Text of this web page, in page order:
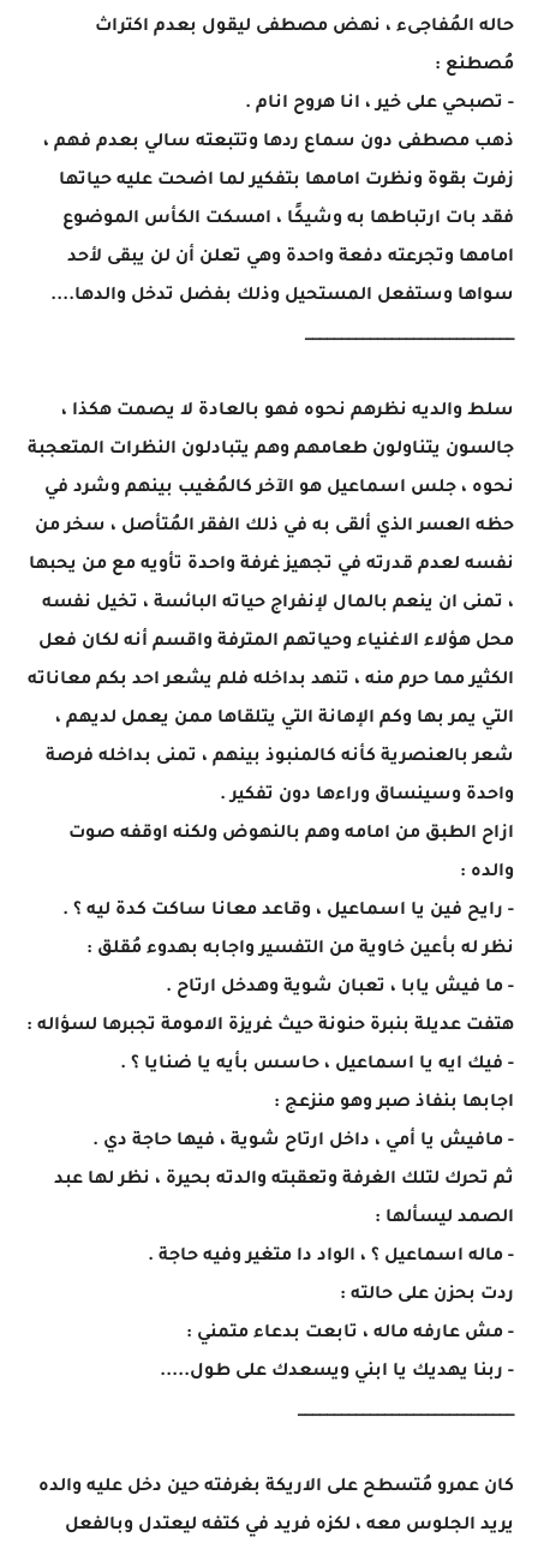
حاله المُفاجىء ، نهض مصطفى ليقول بعدم اكتراث
مُصطنع :
- تصبحي على خير ، انا هروح انام .
ذهب مصطفى دون سماع ردها وتتبعته سالي بعدم فهم ،
زفرت بقوة ونظرت امامها بتفكير لما اضحت عليه حياتها
فقد بات ارتباطها به وشيكًا ، امسكت الكأس الموضوع
امامها وتجرعته دفعة واحدة وهي تعلن أن لن يبقى لأحد
سواها وستفعل المستحيل وذلك بفضل تدخل والدها....
_____________________________
سلط والديه نظرهم نحوه فهو بالعادة لا يصمت هكذا ،
جالسون يتناولون طعامهم وهم يتبادلون النظرات المتعجبة
نحوه ، جلس اسماعيل هو الآخر كالمُغيب بينهم وشرد في
حظه العسر الذي ألقى به في ذلك الفقر المُتأصل ، سخر من
نفسه لعدم قدرته في تجهيز غرفة واحدة تأويه مع من يحبها
، تمنى ان ينعم بالمال لإنفراج حياته البائسة ، تخيل نفسه
محل هؤلاء الاغنياء وحياتهم المترفة واقسم أنه لكان فعل
الكثير مما حرم منه ، تنهد بداخله فلم يشعر احد بكم معاناته
التي يمر بها وكم الإهانة التي يتلقاها ممن يعمل لديهم ،
شعر بالعنصرية كأنه كالمنبوذ بينهم ، تمنى بداخله فرصة
واحدة وسينساق وراءها دون تفكير .
ازاح الطبق من امامه وهم بالنهوض ولكنه اوقفه صوت
والده :
- رايح فين يا اسماعيل ، وقاعد معانا ساكت كدة ليه ؟ .
نظر له بأعين خاوية من التفسير واجابه بهدوء مُقلق :
- ما فيش يابا ، تعبان شوية وهدخل ارتاح .
هتفت عديلة بنبرة حنونة حيث غريزة الامومة تجبرها لسؤاله :
- فيك ايه يا اسماعيل ، حاسس بأيه يا ضنايا ؟ .
اجابها بنفاذ صبر وهو منزعج :
- مافيش يا أمي ، داخل ارتاح شوية ، فيها حاجة دي .
ثم تحرك لتلك الغرفة وتعقبته والدته بحيرة ، نظر لها عبد
الصمد ليسألها :
- ماله اسماعيل ؟ ، الواد دا متغير وفيه حاجة .
ردت بحزن على حالته :
- مش عارفه ماله ، تابعت بدعاء متمني :
- ربنا يهديك يا ابني ويسعدك على طول.....
______________________________
كان عمرو مُتسطح على الاريكة بغرفته حين دخل عليه والده
يريد الجلوس معه ، لكزه فريد في كتفه ليعتدل وبالفعل